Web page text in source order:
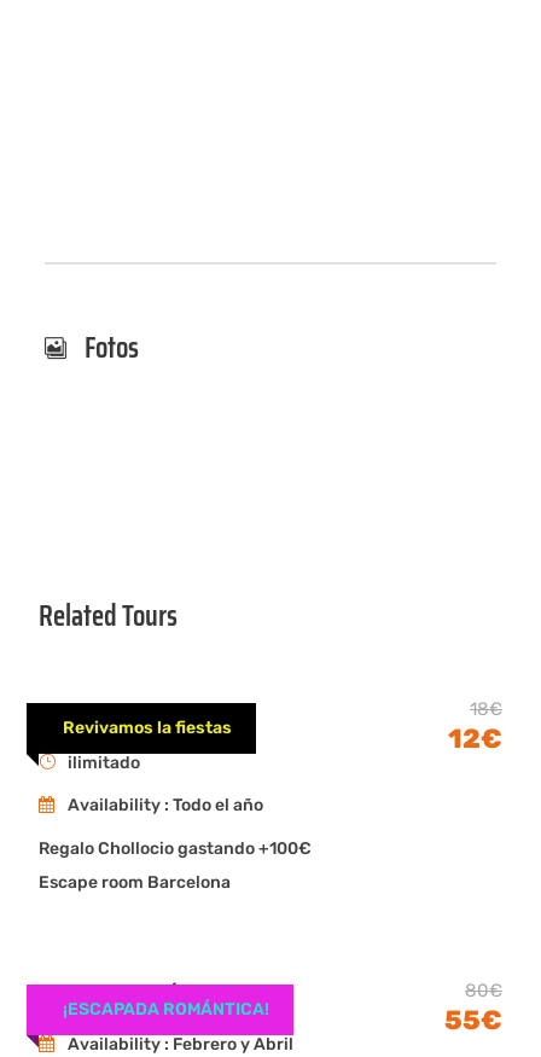
Fotos
Related Tours
Revivamos la fiestas
Magos en Girona 18€
12€
ilimitado
Availability : Todo el año
Regalo Chollocio gastando +100€
Escape room Barcelona
¡ESCAPADA ROMÁNTICA!
ESCAPADA ROMÁNTICA SALOU 80€
55€
Availability : Febrero y Abril